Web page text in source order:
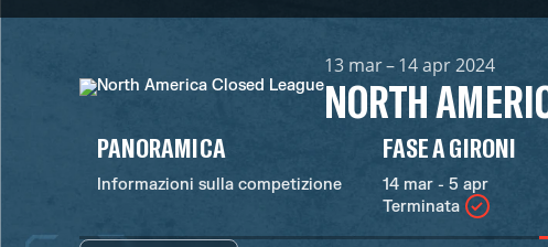
13 mar – 14 apr 2024
NORTH
PANORAMICA
Informazioni sulla competizione
FASE A GIRONI
14 mar - 5 apr
Terminata